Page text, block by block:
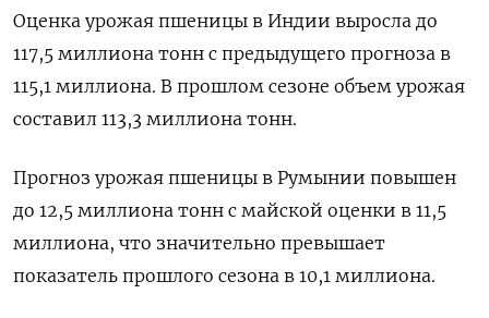
Оценка урожая пшеницы в Индии выросла до
117,5 миллиона тонн с предыдущего прогноза в
115,1 миллиона. В прошлом сезоне объем урожая
составил 113,3 миллиона тонн.
Прогноз урожая пшеницы в Румынии повышен
до 12,5 миллиона тонн с майской оценки в 11,5
миллиона, что значительно превышает
показатель прошлого сезона в 10,1 миллиона.